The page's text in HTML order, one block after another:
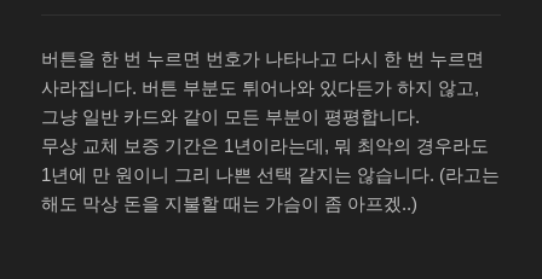
버튼을 한 번 누르면 번호가 나타나고 다시 한 번 누르면
사라집니다. 버튼 부분도 튀어나와 있다든가 하지 않고,
그냥 일반 카드와 같이 모든 부분이 평평합니다.
무상 교체 보증 기간은 1년이라는데, 뭐 최악의 경우라도
1년에 만 원이니 그리 나쁜 선택 같지는 않습니다. (라고는
해도 막상 돈을 지불할 때는 가슴이 좀 아프겠..)